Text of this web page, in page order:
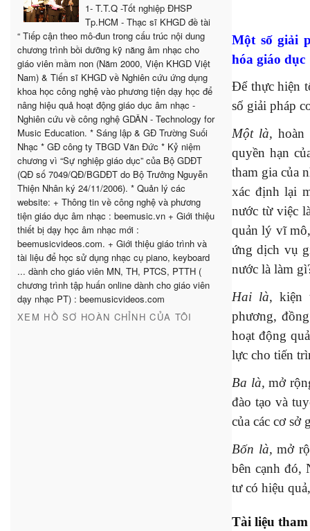
1- T.T.Q -Tốt nghiệp ĐHSP
Tp.HCM - Thạc sĩ KHGD đề tài
“ Tiếp cận theo mô-đun trong cấu trúc nội dung
chương trình bồi dưỡng kỹ năng âm nhạc cho
giáo viên mầm non (Năm 2000, Viện KHGD Việt
Nam) & Tiến sĩ KHGD về Nghiên cứu ứng dụng
khoa học công nghệ vào phương tiện dạy học để
nâng hiệu quả hoạt động giáo dục âm nhạc -
Nghiên cứu về công nghệ GDÂN - Technology for
Music Education. * Sáng lập & GĐ Trường Suối
Nhạc * GĐ công ty TBGD Văn Đức * Kỷ niệm
chương vì “Sự nghiệp giáo dục” của Bộ GDĐT
(QĐ số 7049/QĐ/BGDĐT do Bộ Trưởng Nguyễn
Thiện Nhân ký 24/11/2006). * Quản lý các
website: + Thông tin về công nghệ và phương
tiện giáo dục âm nhạc : beemusic.vn + Giới thiệu
thiết bị dạy học âm nhạc mới :
beemusicvideos.com. + Giới thiệu giáo trình và
tài liệu để học sử dụng nhạc cụ piano, keyboard
... dành cho giáo viên MN, TH, PTCS, PTTH (
chương trình tập huấn online dành cho giáo viên
dạy nhạc PT) : beemusicvideos.com
XEM HỒ SƠ HOÀN CHỈNH CỦA TÔI
Một số giải
hóa giáo dục
Để thực hiện
số giải pháp
Một là,
quyền hạn
tham gia của
xác định lại
nước từ việc
quản lý vĩ
ứng dịch vụ
nước là làm
Hai là, kiện
phương,
hoạt động
lực cho tiến
Ba là,mở
đào tạo và
của các cơ sở
Bốn là,mở
bên cạnh đó,
tư có hiệu
Tài liệu